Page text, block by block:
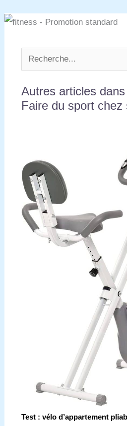
Autres articles
Faire du sport chez
Test : vélo d’appartement